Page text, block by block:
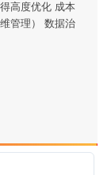
高度优化 成本
管理） 数据治